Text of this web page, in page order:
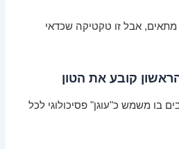
אבל זו טקטיקה שכדאי
קובע את הטון
בו משמש כ"עוגן" פסיכולוגי לכל